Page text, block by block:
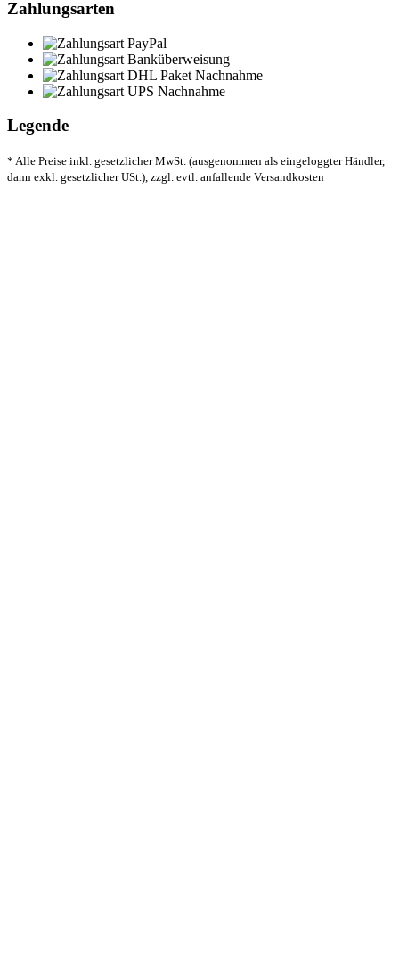
Zahlungsarten
Legende
* Alle Preise inkl. gesetzlicher MwSt. (ausgenommen als eingeloggter Händler,
dann exkl. gesetzlicher USt.), zzgl. evtl. anfallende Versandkosten